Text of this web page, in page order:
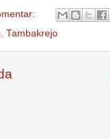
Tambakrejo